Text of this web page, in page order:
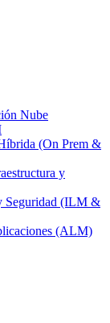
Nube
(On Prem &
y
Seguridad (ILM &
(ALM)